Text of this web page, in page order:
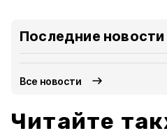
Последние новости
Все новости
Читайте